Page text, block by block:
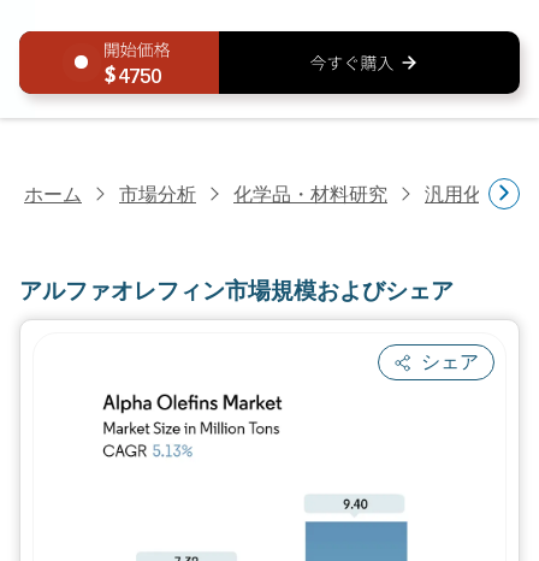
4750
ホーム 市場分析 化学品・材料研究 汎用化学品
アルファオレフィン市場規模およびシェア
シェア